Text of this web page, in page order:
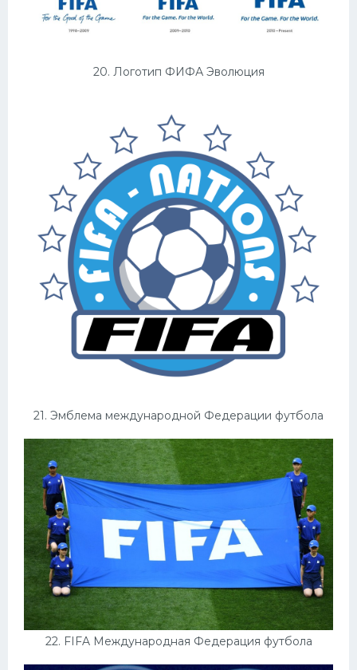
20. Логотип ФИФА Эволюция
21. Эмблема международной Федерации футбола
22. FIFA Международная Федерация футбола